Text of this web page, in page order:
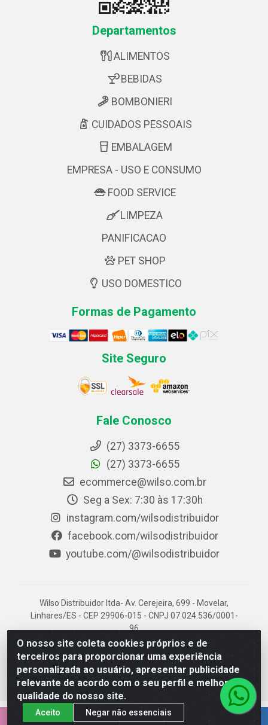
O nosso site coleta cookies próprios e de
terceiros para proporcionar uma experiência
personalizada ao usuário, apresentar publicidade
relevante de acordo com o seu perfil e melhorar a
qualidade do nosso site.
Aceito Negar não essenciais
Departamentos
ALIMENTOS
BEBIDAS
BOMBONIERI
CUIDADOS PESSOAIS
EMBALAGEM
EMPRESA - USO E CONSUMO
FOOD SERVICE
LIMPEZA
PANIFICACAO
PET SHOP
USO DOMESTICO
Formas de Pagamento
Site Seguro
Fale Conosco
(27) 3373-6655
(27) 3373-6655
ecommerce@wilso.com.br
Seg a Sex: 7:30 às 17:30h
instagram.com/wilsodistribuidor
facebook.com/wilsodistribuidor
youtube.com/@wilsodistribuidor
Wilso Distribuidor ltda- Av. Cerejeira, 699 - Movelar,
Linhares/ES - CEP 29906-015 - CNPJ 07.024.536/0001-
96